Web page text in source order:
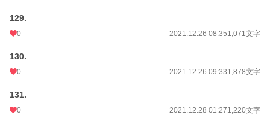
129.
0 2021.12.26 08:351,071文字
130.
0 2021.12.26 09:331,878文字
131.
0 2021.12.28 01:271,220文字